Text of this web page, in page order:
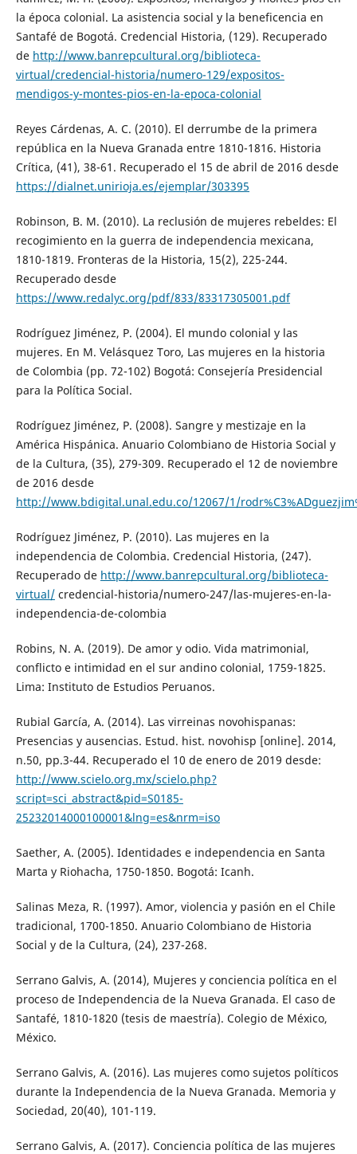
la época colonial. La asistencia social y la beneficencia en
Santafé de Bogotá. Credencial Historia, (129). Recuperado
de http://www.banrepcultural.org/biblioteca-
virtual/credencial-historia/numero-129/expositos-
mendigos-y-montes-pios-en-la-epoca-colonial
Reyes Cárdenas, A. C. (2010). El derrumbe de la primera
república en la Nueva Granada entre 1810-1816. Historia
Crítica, (41), 38-61. Recuperado el 15 de abril de 2016 desde
https://dialnet.unirioja.es/ejemplar/303395
Robinson, B. M. (2010). La reclusión de mujeres rebeldes: El
recogimiento en la guerra de independencia mexicana,
1810-1819. Fronteras de la Historia, 15(2), 225-244.
Recuperado desde
https://www.redalyc.org/pdf/833/83317305001.pdf
Rodríguez Jiménez, P. (2004). El mundo colonial y las
mujeres. En M. Velásquez Toro, Las mujeres en la historia
de Colombia (pp. 72-102) Bogotá: Consejería Presidencial
para la Política Social.
Rodríguez Jiménez, P. (2008). Sangre y mestizaje en la
América Hispánica. Anuario Colombiano de Historia Social y
de la Cultura, (35), 279-309. Recuperado el 12 de noviembre
de 2016 desde
http://www.bdigital.unal.edu.co/12067/1/
Rodríguez Jiménez, P. (2010). Las mujeres en la
independencia de Colombia. Credencial Historia, (247).
Recuperado de http://www.banrepcultural.org/biblioteca-
virtual/credencial-historia/numero-247/las-mujeres-en-la-
independencia-de-colombia
Robins, N. A. (2019). De amor y odio. Vida matrimonial,
conflicto e intimidad en el sur andino colonial, 1759-1825.
Lima: Instituto de Estudios Peruanos.
Rubial García, A. (2014). Las virreinas novohispanas:
Presencias y ausencias. Estud. hist. novohisp [online]. 2014,
n.50, pp.3-44. Recuperado el 10 de enero de 2019 desde:
http://www.scielo.org.mx/scielo.php?
script=sci_abstract&pid=S0185-
25232014000100001&lng=es&nrm=iso
Saether, A. (2005). Identidades e independencia en Santa
Marta y Riohacha, 1750-1850. Bogotá: Icanh.
Salinas Meza, R. (1997). Amor, violencia y pasión en el Chile
tradicional, 1700-1850. Anuario Colombiano de Historia
Social y de la Cultura, (24), 237-268.
Serrano Galvis, A. (2014), Mujeres y conciencia política en el
proceso de Independencia de la Nueva Granada. El caso de
Santafé, 1810-1820 (tesis de maestría). Colegio de México,
México.
Serrano Galvis, A. (2016). Las mujeres como sujetos políticos
durante la Independencia de la Nueva Granada. Memoria y
Sociedad, 20(40), 101-119.
Serrano Galvis, A. (2017). Conciencia política de las mujeres